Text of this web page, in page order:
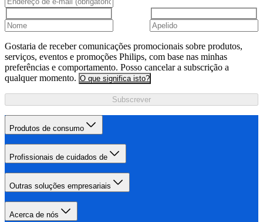
Gostaria de receber comunicações promocionais sobre produtos,
serviços, eventos e promoções Philips, com base nas minhas
preferências e comportamento. Posso cancelar a subscrição a
qualquer momento. O que significa isto?
Subscrever
Produtos de consumo
Profissionais de cuidados de
Outras soluções empresariais
Acerca de nós